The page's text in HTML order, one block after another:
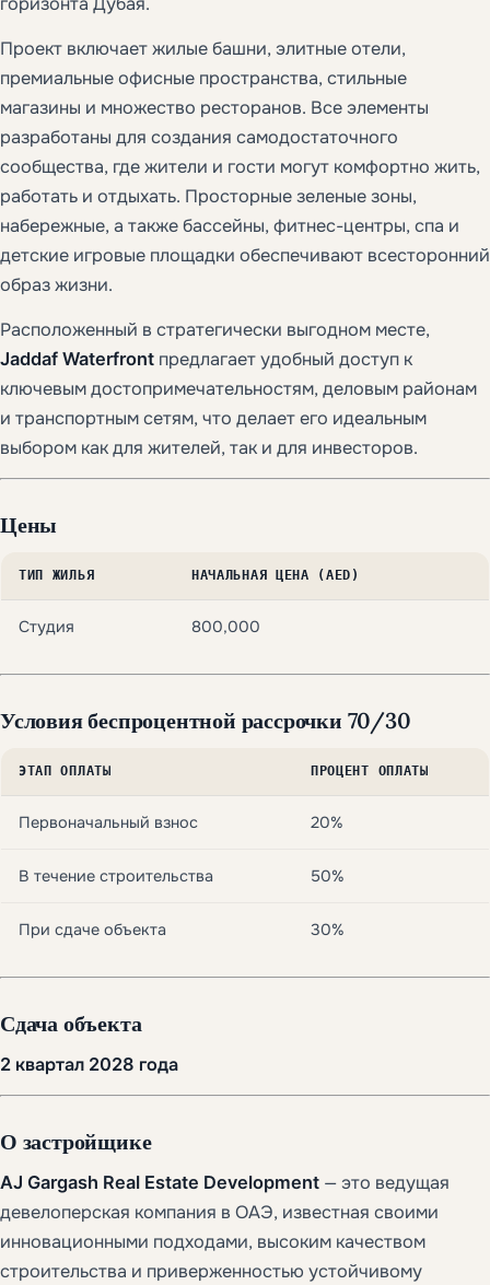
Проект включает жилые башни, элитные отели,
премиальные офисные пространства, стильные
магазины и множество ресторанов. Все элементы
разработаны для создания самодостаточного
сообщества, где жители и гости могут комфортно жить,
работать и отдыхать. Просторные зеленые зоны,
набережные, а также бассейны, фитнес-центры, спа и
детские игровые площадки обеспечивают всесторонний
образ жизни.
Расположенный в стратегически выгодном месте,
Jaddaf Waterfront предлагает удобный доступ к
ключевым достопримечательностям, деловым районам
и транспортным сетям, что делает его идеальным
выбором как для жителей, так и для инвесторов.
Цены
ТИП ЖИЛЬЯ НАЧАЛЬНАЯ ЦЕНА (AED)
Студия 800,000
Условия беспроцентной рассрочки 70/30
ЭТАП ОПЛАТЫ ПРОЦЕНТ ОПЛАТЫ
Первоначальный взнос 20%
В течение строительства 50%
При сдаче объекта 30%
Сдача объекта
2 квартал 2028 года
О застройщике
AJ Gargash Real Estate Development — это ведущая
девелоперская компания в ОАЭ, известная своими
инновационными подходами, высоким качеством
строительства и приверженностью устойчивому